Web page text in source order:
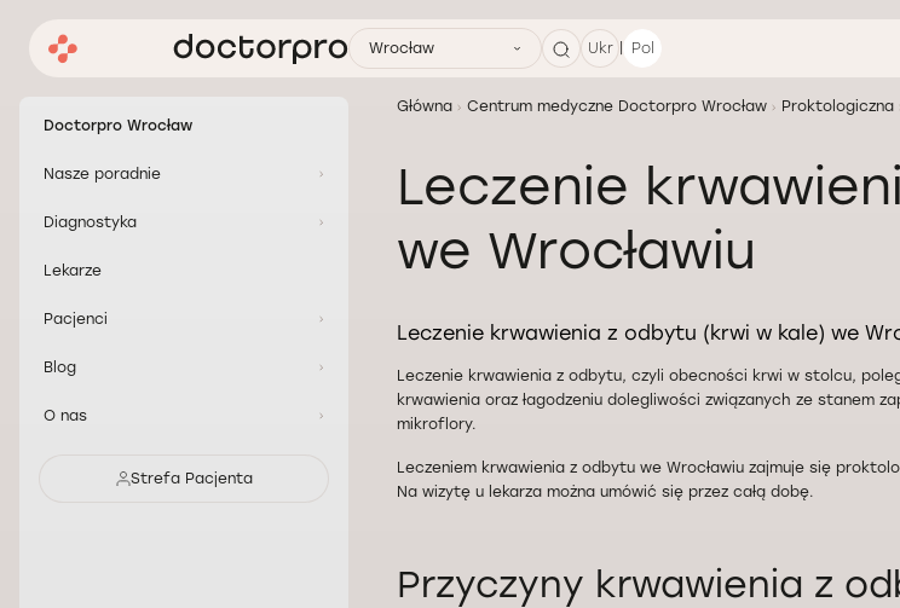
Wrocław Ukr | Pol
Doctorpro Wrocław
Nasze poradnie
Diagnostyka
Lekarze
Pacjenci
Blog
O nas
Strefa Pacjenta
Główna Centrum medyczne Doctorpro Wrocław Proktologiczna
Leczenie
we Wrocławiu
Leczenie krwawienia z odbytu (krwi w kale) we
Leczenie krwawienia z odbytu, czyli obecności krwi w stolcu,
krwawienia oraz łagodzeniu dolegliwości związanych ze stanem
mikroflory.
Leczeniem krwawienia z odbytu we Wrocławiu zajmuje się
Na wizytę u lekarza można umówić się przez całą dobę.
Przyczyny krwawienia z